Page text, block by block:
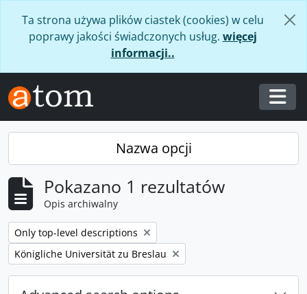
Ta strona używa plików ciastek (cookies) w celu
poprawy jakości świadczonych usług. więcej
informacji..
Nazwa opcji
Pokazano 1 rezultatów
Opis archiwalny
Remove filter:
Only top-level descriptions
Remove filter:
Königliche Universität zu Breslau